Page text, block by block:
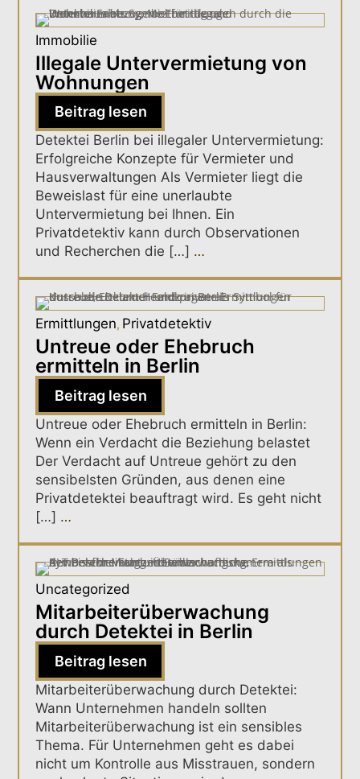
Immobilie
Illegale Untervermietung von
Wohnungen
Beitrag lesen
Detektei Berlin bei illegaler Untervermietung:
Erfolgreiche Konzepte für Vermieter und
Hausverwaltungen Als Vermieter liegt die
Beweislast für eine unerlaubte
Untervermietung bei Ihnen. Ein
Privatdetektiv kann durch Observationen
und Recherchen die […] …
Ermittlungen, Privatdetektiv
Untreue oder Ehebruch
ermitteln in Berlin
Beitrag lesen
Untreue oder Ehebruch ermitteln in Berlin:
Wenn ein Verdacht die Beziehung belastet
Der Verdacht auf Untreue gehört zu den
sensibelsten Gründen, aus denen eine
Privatdetektei beauftragt wird. Es geht nicht
[…] …
Uncategorized
Mitarbeiterüberwachung
durch Detektei in Berlin
Beitrag lesen
Mitarbeiterüberwachung durch Detektei:
Wann Unternehmen handeln sollten
Mitarbeiterüberwachung ist ein sensibles
Thema. Für Unternehmen geht es dabei
nicht um Kontrolle aus Misstrauen, sondern